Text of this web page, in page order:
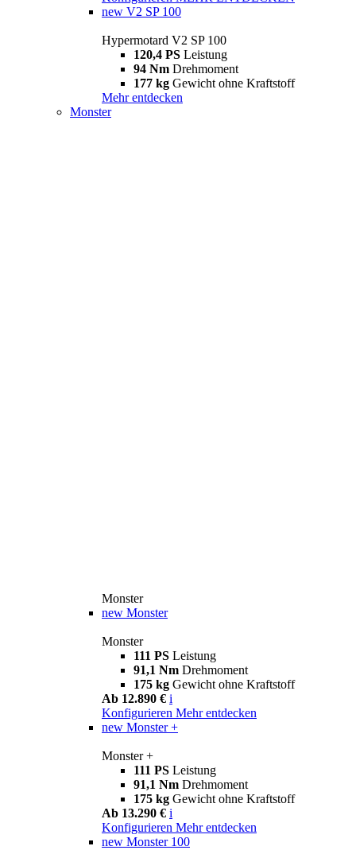
new V2 SP 100
Hypermotard V2 SP 100
120,4 PS Leistung
94 Nm Drehmoment
177 kg Gewicht ohne Kraftstoff
Mehr entdecken
Monster
Monster
new Monster
Monster
111 PS Leistung
91,1 Nm Drehmoment
175 kg Gewicht ohne Kraftstoff
Ab 12.890 € i
Konfigurieren Mehr entdecken
new Monster +
Monster +
111 PS Leistung
91,1 Nm Drehmoment
175 kg Gewicht ohne Kraftstoff
Ab 13.290 € i
Konfigurieren Mehr entdecken
new Monster 100